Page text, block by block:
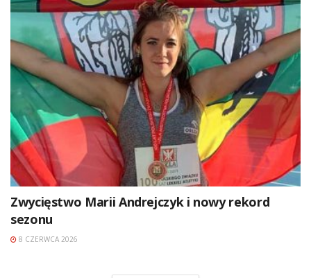
Zwycięstwo Marii Andrejczyk i nowy rekord
sezonu
8 CZERWCA 2026